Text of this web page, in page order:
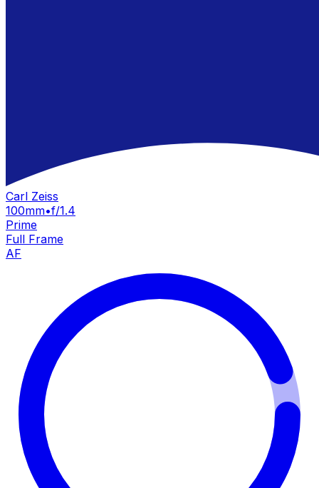
Carl Zeiss
100mm•f/1.4
Prime
Full Frame
AF